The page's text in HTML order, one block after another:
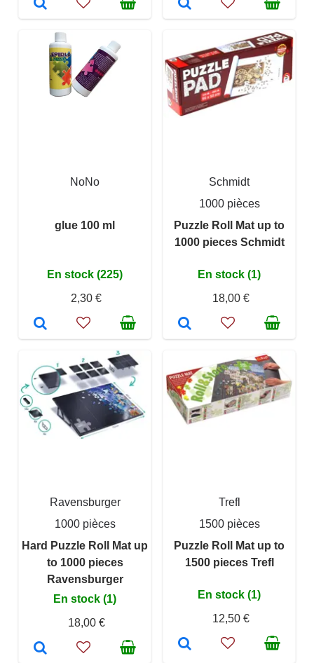
NoNo
glue 100 ml
En stock (225)
2,30 €
Schmidt
1000 pièces
Puzzle Roll Mat up to
1000 pieces Schmidt
En stock (1)
18,00 €
Ravensburger
1000 pièces
Hard Puzzle Roll Mat up
to 1000 pieces
Ravensburger
En stock (1)
18,00 €
Trefl
1500 pièces
Puzzle Roll Mat up to
1500 pieces Trefl
En stock (1)
12,50 €